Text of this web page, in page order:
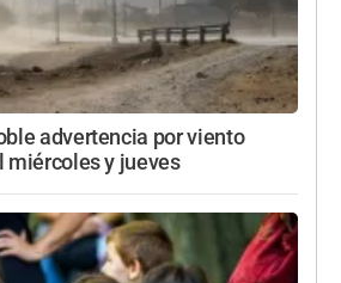
advertencia por viento
miércoles y jueves